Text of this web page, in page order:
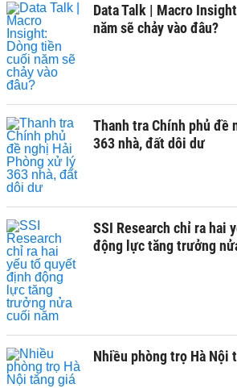
Data Talk | Macro
năm sẽ chảy vào đâu?
Thanh tra Chính phủ đề
363 nhà, đất dôi dư
SSI Research chỉ ra hai
động lực tăng trưởng
Nhiều phòng trọ Hà Nội